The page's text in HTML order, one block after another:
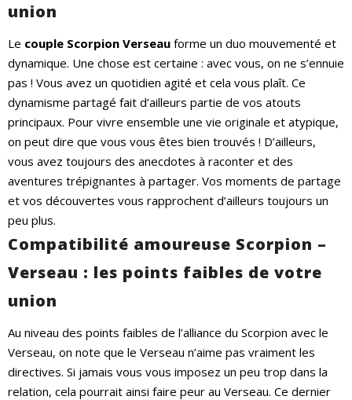
union
Le couple Scorpion Verseau forme un duo mouvementé et
dynamique. Une chose est certaine : avec vous, on ne s’ennuie
pas ! Vous avez un quotidien agité et cela vous plaît. Ce
dynamisme partagé fait d’ailleurs partie de vos atouts
principaux. Pour vivre ensemble une vie originale et atypique,
on peut dire que vous vous êtes bien trouvés ! D’ailleurs,
vous avez toujours des anecdotes à raconter et des
aventures trépignantes à partager. Vos moments de partage
et vos découvertes vous rapprochent d’ailleurs toujours un
peu plus.
Compatibilité amoureuse Scorpion –
Verseau : les points faibles de votre
union
Au niveau des points faibles de l’alliance du Scorpion avec le
Verseau, on note que le Verseau n’aime pas vraiment les
directives. Si jamais vous vous imposez un peu trop dans la
relation, cela pourrait ainsi faire peur au Verseau. Ce dernier